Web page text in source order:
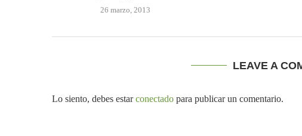
26 marzo, 2013
LEAVE A
Lo siento, debes estarconectado para publicar un comentario.